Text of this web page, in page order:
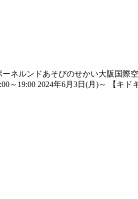
ネルンドあそびのせかい大阪国際
～19:00 2024年6月3日(月)～ 【キ